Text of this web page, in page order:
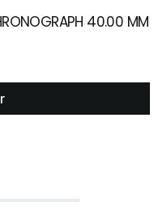
40.00 MM